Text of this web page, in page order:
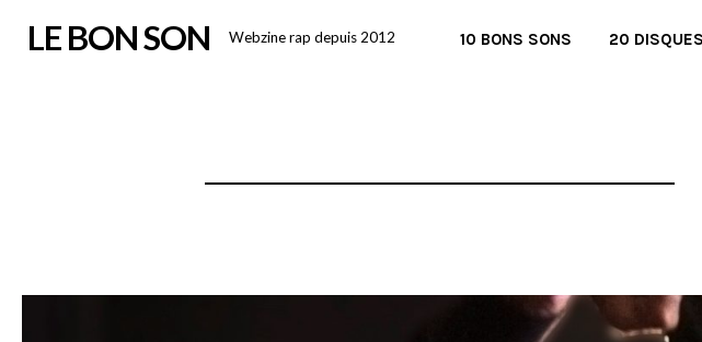
LE BON SON Webzine rap depuis 2012 10 BONS SONS 20